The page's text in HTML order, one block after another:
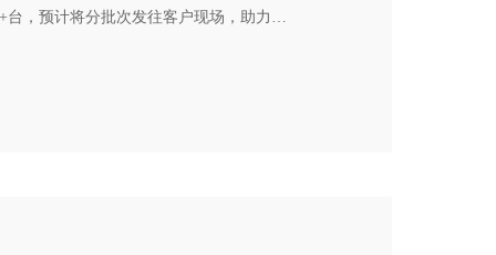
，预计将分批次发往客户现场，助力电
电芯能量密度，以及电池安全性极为关